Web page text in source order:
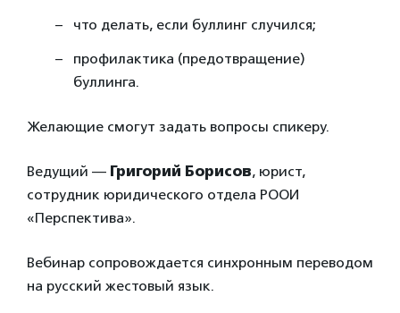
что делать, если буллинг случился;
профилактика (предотвращение)
буллинга.
Желающие смогут задать вопросы спикеру.
Ведущий — Григорий Борисов, юрист,
сотрудник юридического отдела РООИ
«Перспектива».
Вебинар сопровождается синхронным переводом
на русский жестовый язык.